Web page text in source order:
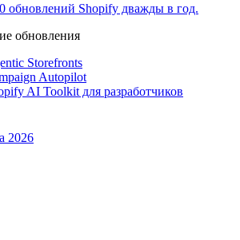
обновлений Shopify дважды в год.
обновления
Storefronts
Autopilot
AI Toolkit для разработчиков
2026